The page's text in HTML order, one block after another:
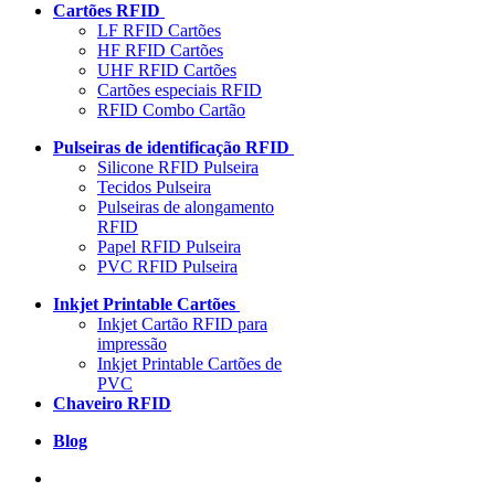
Cartões RFID
LF RFID Cartões
HF RFID Cartões
UHF RFID Cartões
Cartões especiais RFID
RFID Combo Cartão
Pulseiras de identificação RFID
Silicone RFID Pulseira
Tecidos Pulseira
Pulseiras de alongamento
RFID
Papel RFID Pulseira
PVC RFID Pulseira
Inkjet Printable Cartões
Inkjet Cartão RFID para
impressão
Inkjet Printable Cartões de
PVC
Chaveiro RFID
Blog